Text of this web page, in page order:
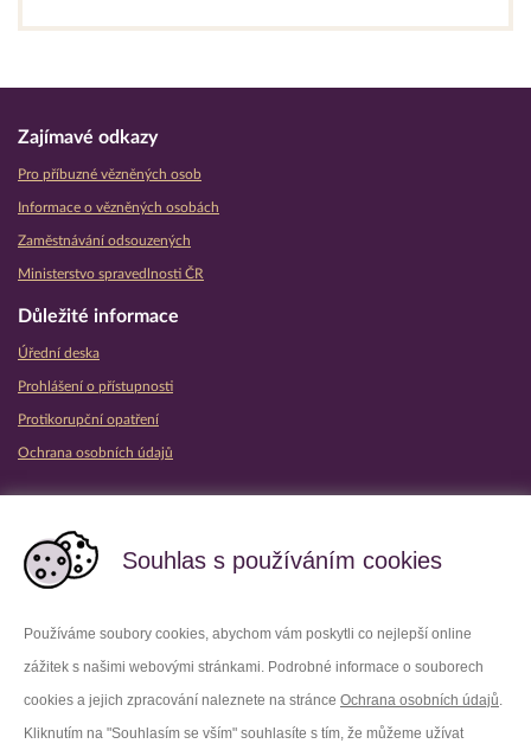
Souhlas s používáním cookies
Používáme soubory cookies, abychom vám poskytli co nejlepší online
zážitek s našimi webovými stránkami. Podrobné informace o souborech
cookies a jejich zpracování naleznete na stránce Ochrana osobních údajů.
Kliknutím na "Souhlasím se vším" souhlasíte s tím, že můžeme užívat
Zajímavé odkazy
Pro příbuzné vězněných osob
Informace o vězněných osobách
Zaměstnávání odsouzených
Ministerstvo spravedlnosti ČR
Důležité informace
Úřední deska
Prohlášení o přístupnosti
Protikorupční opatření
Ochrana osobních údajů
Facebook Youtube